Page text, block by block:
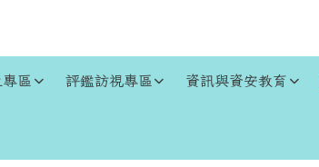
區 評鑑訪視專區 資訊與資安教育